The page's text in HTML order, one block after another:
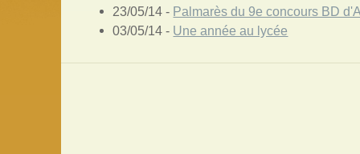
23/05/14 - Palmarès du 9e concours BD
03/05/14 - Une année au lycée